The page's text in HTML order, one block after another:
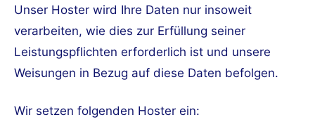
Unser Hoster wird Ihre Daten nur insoweit
verarbeiten, wie dies zur Erfüllung seiner
Leistungspflichten erforderlich ist und unsere
Weisungen in Bezug auf diese Daten befolgen.
Wir setzen folgenden Hoster ein: